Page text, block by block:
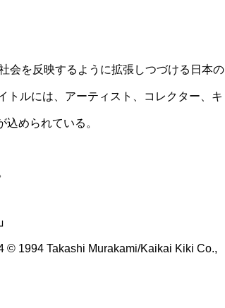
会を反映するように拡張しつづける日本の
トルには、アーティスト、コレクター、キ
められている。
1994 Takashi Murakami/Kaikai Kiki Co.,